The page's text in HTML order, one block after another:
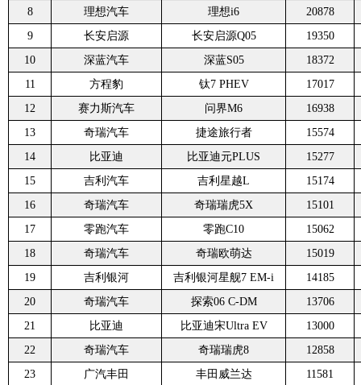
8
理想汽车 理想i6
20878
9
长安启源 长安启源Q05
19350
10
深蓝汽车 深蓝S05
18372
11
方程豹 钛7 PHEV
17017
12
赛力斯汽车 问界M6
16938
13
奇瑞汽车 捷途旅行者
15574
14
比亚迪 比亚迪元PLUS
15277
15
吉利汽车 吉利星越L
15174
16
奇瑞汽车 奇瑞瑞虎5X
15101
17
零跑汽车 零跑C10
15062
18
奇瑞汽车 奇瑞欧萌达
15019
19
吉利银河 吉利银河星舰7 EM-i
14185
20
奇瑞汽车 探索06 C-DM
13706
21
比亚迪 比亚迪宋Ultra EV
13000
22
奇瑞汽车 奇瑞瑞虎8
12858
23
广汽丰田 丰田威兰达
11581